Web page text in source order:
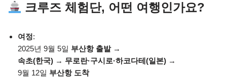
크루즈 체험단, 어떤 여행인가요?
여정:
2025년 9월 5일 부산항 출발→
속초(한국) → 무로란·구시로·하코다테(일본) →
9월 12일 부산항 도착